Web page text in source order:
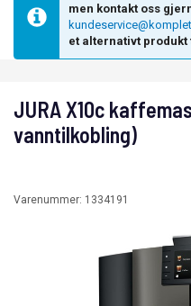
men kontakt oss
et alternativt produkt
JURA X10c
vanntilkobling)
Varenummer: 1334191